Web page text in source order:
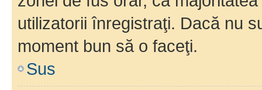
utilizatorii înregistraţi. Dacă nu
moment bun să o faceţi.
Sus